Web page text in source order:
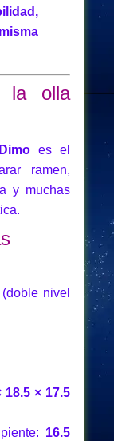
la olla
es el
ramen,
y muchas
(doble nivel
18.5 × 17.5
16.5